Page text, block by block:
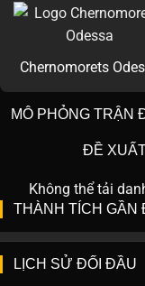
Chernomorets
MÔ PHỎNG TRẬN
ĐỀ
Không thể tải
THÀNH TÍCH GẦN
LỊCH SỬ ĐỐI ĐẦU